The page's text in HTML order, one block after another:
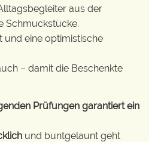
aus der
Schmuckstücke.
und eine optimistische
– damit die Beschenkte
Prüfungen garantiert ein
und buntgelaunt geht